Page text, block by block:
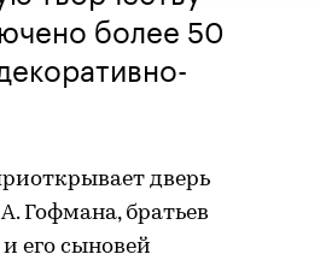
более 50
дверь
Гофмана, братьев
его сыновей